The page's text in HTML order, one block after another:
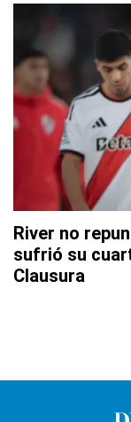
River no
sufrió su
Clausura